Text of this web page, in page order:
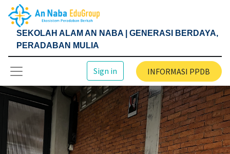
SEKOLAH ALAM AN NABA | GENERASI BERDAYA,
PERADABAN MULIA
Sign in INFORMASI PPDB